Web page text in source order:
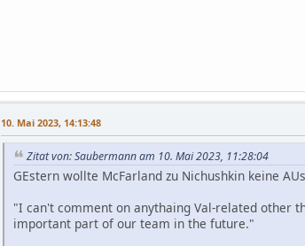
10. Mai 2023, 14:13:48
Zitat von: Saubermann am 10. Mai 2023, 11:28:04
GEstern wollte McFarland zu Nichushkin keine
"I can't comment on anythaing Val-related other
important part of our team in the future."